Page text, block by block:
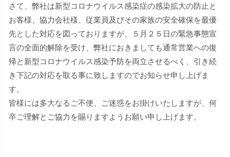
さて、弊社は新型コロナウイルス感染症の感染拡大の防止と
お客様、協力会社様、従業員及びその家族の安全確保を最優
先とした対応を図っておりますが、５月２５日の緊急事態宣
言の全面的解除を受け、弊社におきましても通常営業への復
帰と新型コロナウイルス感染予防を両立させるべく、引き続
き下記の対応を取る事に致しますのでお知らせ申し上げま
す。
皆様には多大なるご不便、ご迷惑をお掛けいたしますが、何
卒ご理解とご協力を賜りますようお願い申し上げます。